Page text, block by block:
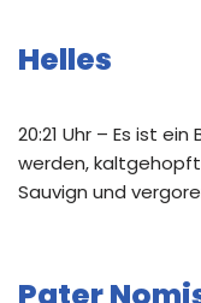
Helles
20:21 Uhr – Es ist
werden,
Sauvign und